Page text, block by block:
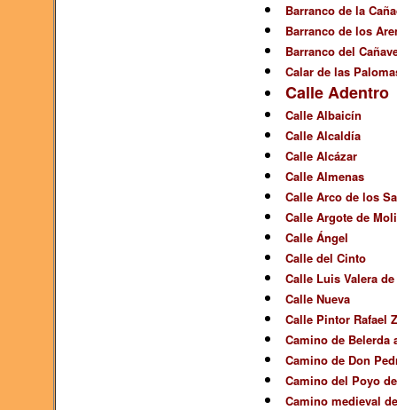
Barranco de la
Barranco de los
Barranco del
Calar de las
Calle Adentro
Calle Albaicín
Calle Alcaldía
Calle Alcázar
Calle Almenas
Calle Arco de los
Calle Argote de
Calle Ángel
Calle del Cinto
Calle Luis Valera
Calle Nueva
Calle Pintor Rafael
Camino de Belerda
Camino de Don
Camino del Poyo
Camino medieval